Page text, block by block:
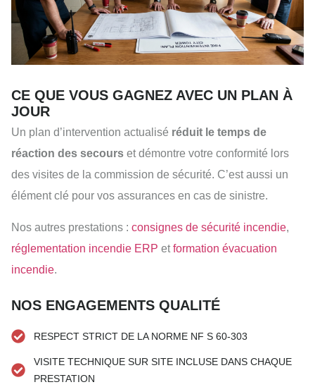
CE QUE VOUS GAGNEZ AVEC UN PLAN À
JOUR
Un plan d’intervention actualisé réduit le temps de
réaction des secours et démontre votre conformité lors
des visites de la commission de sécurité. C’est aussi un
élément clé pour vos assurances en cas de sinistre.
Nos autres prestations : consignes de sécurité incendie,
réglementation incendie ERP etformation évacuation
incendie.
NOS ENGAGEMENTS QUALITÉ
RESPECT STRICT DE LA NORME NF S 60-303
VISITE TECHNIQUE SUR SITE INCLUSE DANS CHAQUE
PRESTATION